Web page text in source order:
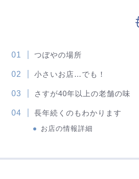
つぼやの場所
小さいお店…でも！
さすが40年以上の老舗の味
長年続くのもわかります
お店の情報詳細